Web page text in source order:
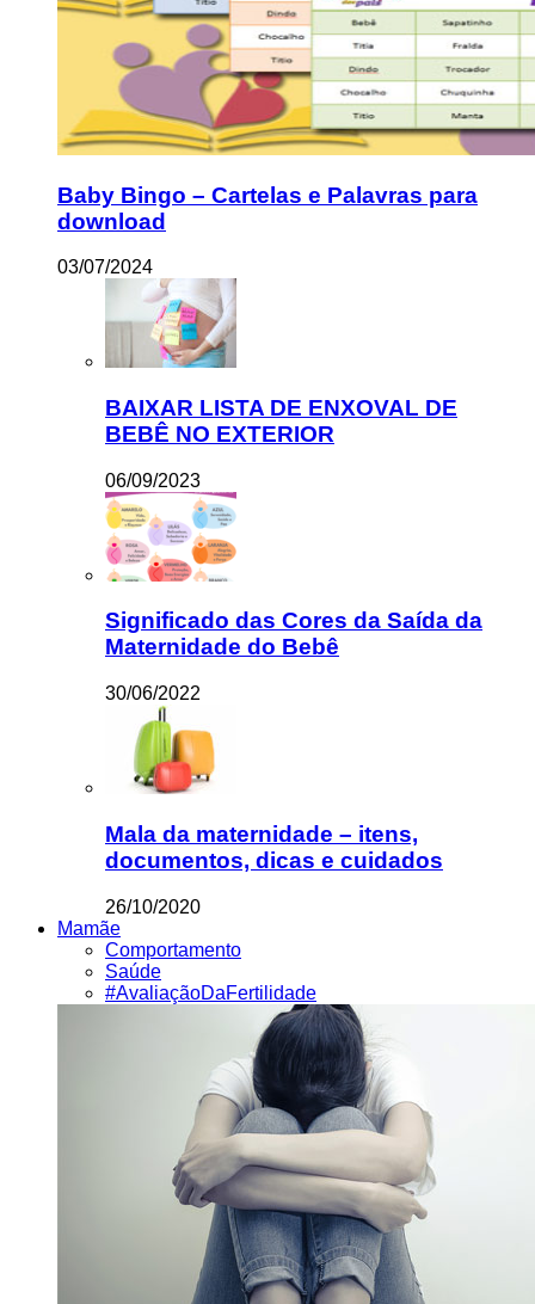
Baby Bingo – Cartelas e Palavras para
download
03/07/2024
BAIXAR LISTA DE ENXOVAL DE
BEBÊ NO EXTERIOR
06/09/2023
Significado das Cores da Saída da
Maternidade do Bebê
30/06/2022
Mala da maternidade – itens,
documentos, dicas e cuidados
26/10/2020
Mamãe
Comportamento
Saúde
#AvaliaçãoDaFertilidade